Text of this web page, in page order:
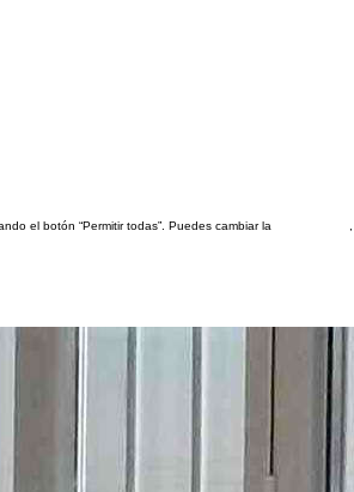
el botón “Permitir todas”. Puedes cambiar la